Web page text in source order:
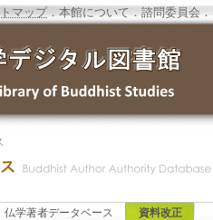
マップ．本館について ．諮問委員会 ．
仏学著者データベース 資料改正